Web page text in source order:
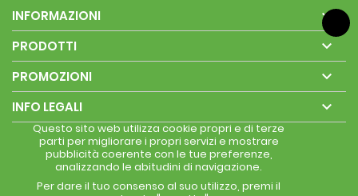
INFORMAZIONI 
PRODOTTI 
PROMOZIONI 
INFO LEGALI 
Questo sito web utilizza cookie propri e di terze
parti per migliorare i propri servizi e mostrare
pubblicità coerente con le tue preferenze,
analizzando le abitudini di navigazione.
Per dare il tuo consenso al suo utilizzo, premi il